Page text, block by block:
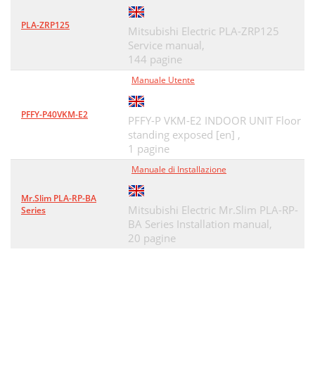
PLA-ZRP125
Mitsubishi Electric PLA-ZRP125
Service manual,
144 pagine
PFFY-P40VKM-E2
Manuale Utente
PFFY-P VKM-E2 INDOOR UNIT Floor
standing exposed [en] ,
1 pagine
Mr.Slim PLA-RP-BA
Series
Manuale di Installazione
Mitsubishi Electric Mr.Slim PLA-RP-
BA Series Installation manual,
20 pagine